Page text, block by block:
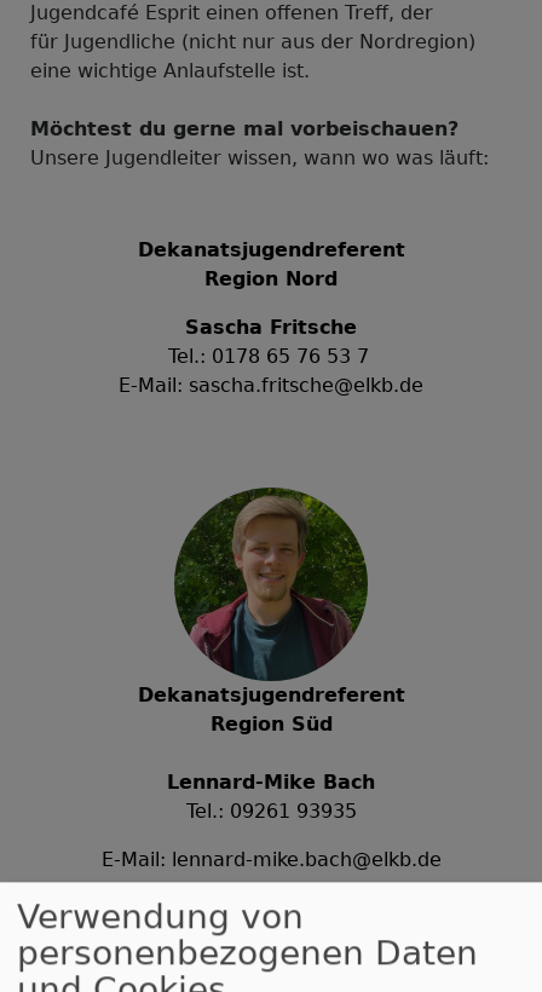
Jugendcafé Esprit einen offenen Treff, der
für Jugendliche (nicht nur aus der Nordregion)
eine wichtige Anlaufstelle ist.
Möchtest du gerne mal vorbeischauen?
Unsere Jugendleiter wissen, wann wo was läuft:
Dekanatsjugendreferent
Region Nord
Sascha Fritsche
Tel.: 0178 65 76 53 7
E-Mail: sascha.fritsche@elkb.de
Dekanatsjugendreferent
Region Süd
Lennard-Mike Bach
Tel.: 09261 93935
E-Mail: lennard-mike.bach@elkb.de
Verwendung von
personenbezogenen Daten